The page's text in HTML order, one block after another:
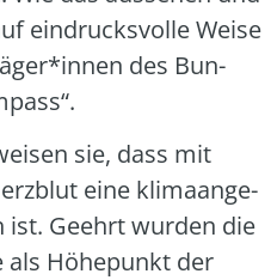
ein­drucks­vol­le Wei­se
des Bun­
sie, dass mit
eine kli­ma­an­ge­
Geehrt wur­den die
Höhe­punkt der